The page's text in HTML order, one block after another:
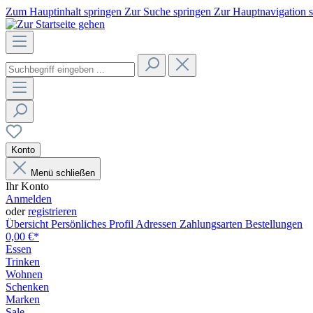
Zum Hauptinhalt springen Zur Suche springen Zur Hauptnavigation
Konto
Menü schließen
Ihr Konto
Anmelden
oderregistrieren
Übersicht Persönliches Profil Adressen Zahlungsarten Bestellungen
0,00 €*
Essen
Trinken
Wohnen
Schenken
Marken